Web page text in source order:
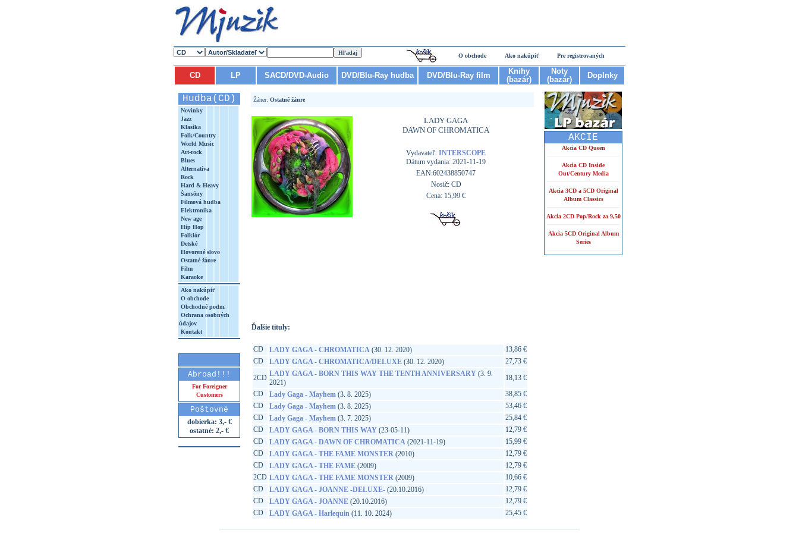
O obchode Ako nakúpiť Pre registrovaných
CD LP SACD/DVD-Audio DVD/Blu-Ray hudba DVD/Blu-Ray film
Knihy
(bazár)
Noty
(bazár)
Doplnky
Hudba(CD)
Novinky
Jazz
Klasika
Folk/Country
World Music
Art-rock
Blues
Alternatíva
Rock
Hard & Heavy
Šansóny
Filmová hudba
Elektronika
New age
Hip Hop
Folklór
Detské
Hovorené slovo
Ostatné žánre
Film
Karaoke
Ako nakúpiť
O obchode
Obchodné podm.
Ochrana osobných
údajov
Kontakt
Abroad!!!
For Foreigner
Customers
Poštovné
dobierka: 3,- €
ostatné: 2,- €
Žáner: Ostatné žánre
LADY GAGA
DAWN OF CHROMATICA
Vydavateľ: INTERSCOPE
Dátum vydania: 2021-11-19
EAN:602438850747
Nosič: CD
Cena: 15,99 €
Ďalšie tituly:
CD LADY GAGA - CHROMATICA (30. 12. 2020)
13,86 €
CD
LADY GAGA - CHROMATICA/DELUXE (30. 12. 2020)
27,73 €
2CD LADY GAGA - BORN THIS WAY THE TENTH ANNIVERSARY (3. 9.
2021)
18,13 €
CD
Lady Gaga - Mayhem (3. 8. 2025)
38,85 €
CD
Lady Gaga - Mayhem (3. 8. 2025)
53,46 €
CD
Lady Gaga - Mayhem (3. 7. 2025)
25,84 €
CD
LADY GAGA - BORN THIS WAY (23-05-11)
12,79 €
CD
LADY GAGA - DAWN OF CHROMATICA (2021-11-19)
15,99 €
CD
LADY GAGA - THE FAME MONSTER (2010)
12,79 €
CD
LADY GAGA - THE FAME (2009)
12,79 €
2CD LADY GAGA - THE FAME MONSTER (2009)
10,66 €
CD
LADY GAGA - JOANNE -DELUXE- (20.10.2016)
12,79 €
CD
LADY GAGA - JOANNE (20.10.2016)
12,79 €
CD
LADY GAGA - Harlequin (11. 10. 2024) 25,45 €
AKCIE
Akcia CD Queen
Akcia CD Inside
Out/Century Media
Akcia 3CD a 5CD Original
Album Classics
Akcia 2CD Pop/Rock za 9,50
Akcia 5CD Original Album
Series